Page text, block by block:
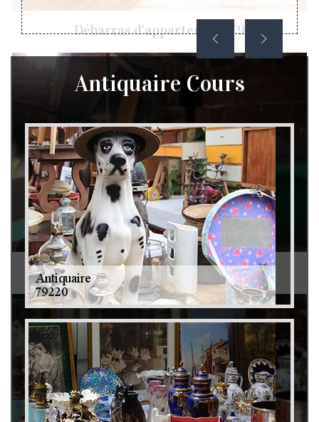
Débarras d'appartement 79
Débarras de grenier et cave 79
Antiquaire Cours